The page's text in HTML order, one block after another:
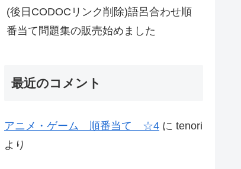
(後日CODOCリンク削除)語呂合わせ順
番当て問題集の販売始めました
最近のコメント
アニメ・ゲーム 順番当て ☆4 に tenori
より